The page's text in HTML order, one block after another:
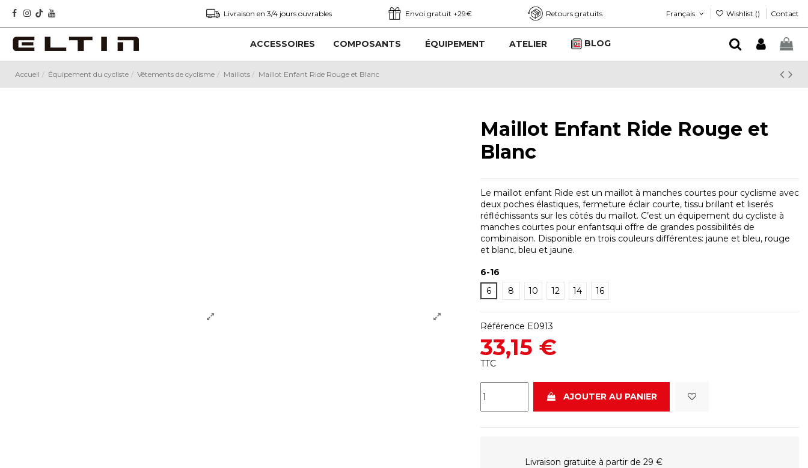
Livraison en 3/4 jours ouvrables Envoi gratuit +29€ Retours gratuits Français Wishlist () Contact
ACCESSOIRES COMPOSANTS ÉQUIPEMENT ATELIER BLOG
Accueil Équipement du cycliste Vêtements de cyclisme Maillots Maillot Enfant Ride Rouge et Blanc
Maillot Enfant Ride Rouge et
Blanc
Le maillot enfant Ride est un maillot à manches courtes pour cyclisme avec
deux poches élastiques, fermeture éclair courte, tissu brillant et liserés
réfléchissants sur les côtés du maillot. C’est un équipement du cycliste à
manches courtes pour enfantsqui offre de grandes possibilités de
combinaison. Disponible en trois couleurs différentes: jaune et bleu, rouge
et blanc, bleu et jaune.
6-16
6
8 10 12 14 16
Référence E0913
33,15 €
TTC
AJOUTER AU PANIER
Livraison gratuite à partir de 29 €